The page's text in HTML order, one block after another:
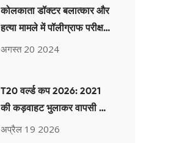
कोलकाता डॉक्टर बलात्कार और
हत्या मामले में पॉलीग्राफ परीक्षण
क्यों महत्वपूर्ण है और इसकी
अगस्त 20 2024
T20 वर्ल्ड कप 2026: 2021
की कड़वाहट भुलाकर वापसी कर
रहे हैं ये 5 दिग्गज
अप्रैल 19 2026